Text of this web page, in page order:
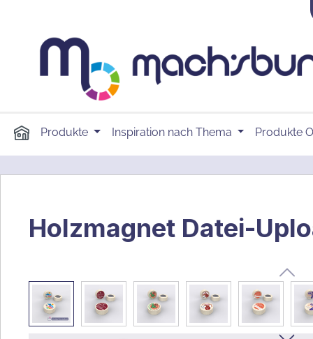
Produkte Inspiration nach Thema Produkte
Holzmagnet Datei-
Bildergalerie überspringen